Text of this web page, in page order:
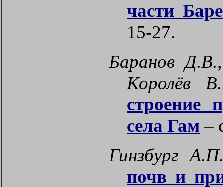
части
15-27.
Баранов
Королёв
строение
села Гам –
Гинзбург
почв и